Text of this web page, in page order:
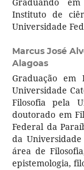
Instituto de
Universidade
Marcus José
Alagoas
Graduação em
Universidade
Filosofia pela
doutorado em
Federal da
da
área de
epistemologia,